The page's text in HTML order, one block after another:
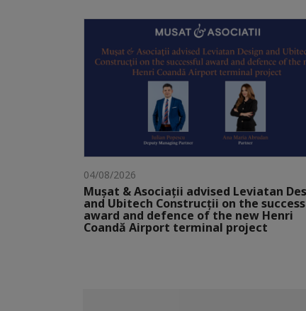
04/08/2026
Mușat & Asociații advised Leviatan
and Ubitech Construcții on the
award and defence of the new Henri
Coandă Airport terminal project